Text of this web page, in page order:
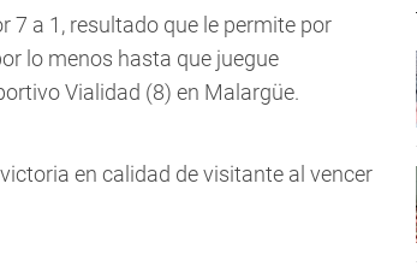
7 a 1, resultado que le permite por
lo menos hasta que juegue
Vialidad (8) en Malargüe.
en calidad de visitante al vencer